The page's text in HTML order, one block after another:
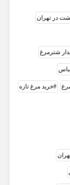
در تهران
شترمرغ
خرید مرغ تازه